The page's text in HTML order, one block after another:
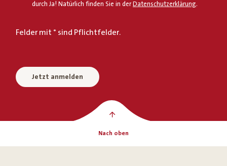
durch Ja! Natürlich finden Sie in der Datenschutzerklärung.
Felder mit * sind Pflichtfelder.
Jetzt anmelden
Nach oben